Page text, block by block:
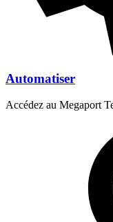
Automatiser
Accédez au Megaport